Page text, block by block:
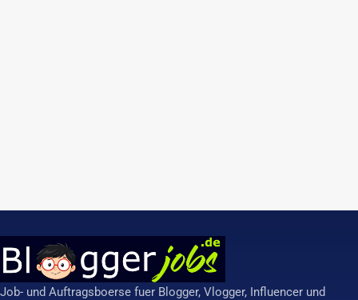
Job- und Auftragsboerse fuer Blogger, Vlogger, Influencer und